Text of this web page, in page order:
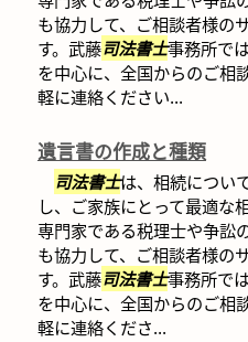
も協力して、ご相談者様の
す。武藤司法書士事務所で
を中心に、全国からのご相
軽に連絡ください...
遺言書の作成と種類
司法書士は、相続につい
し、ご家族にとって最適な
専門家である税理士や争訟
も協力して、ご相談者様の
す。武藤司法書士事務所で
を中心に、全国からのご相
軽に連絡くださ...